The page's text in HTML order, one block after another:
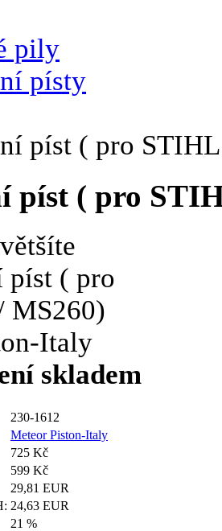
pily
písty
píst ( pro
píst ( pro
skladem
230-1612
Meteor Piston-Italy
725 Kč
599 Kč
29,81 EUR
24,63 EUR
21 %